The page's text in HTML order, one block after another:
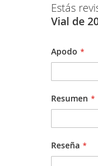
Estás
Vial de
Apodo
Resumen
Reseña